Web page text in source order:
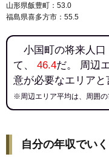
山形県飯豊町：53.0
福島県喜多方市：55.5
小国町の将来人口
て、 46.4だ。 周辺
意が必要なエリアと
※周辺エリア平均は、周囲
自分の年収でい